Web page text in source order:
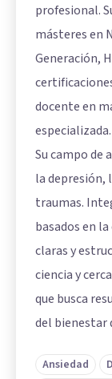
profesional.
másteres en
Generación,
docente en
especializada.
Su campo de
la depresión,
traumas.
basados en
claras y
ciencia y
que busca
del bienestar
Ansiedad